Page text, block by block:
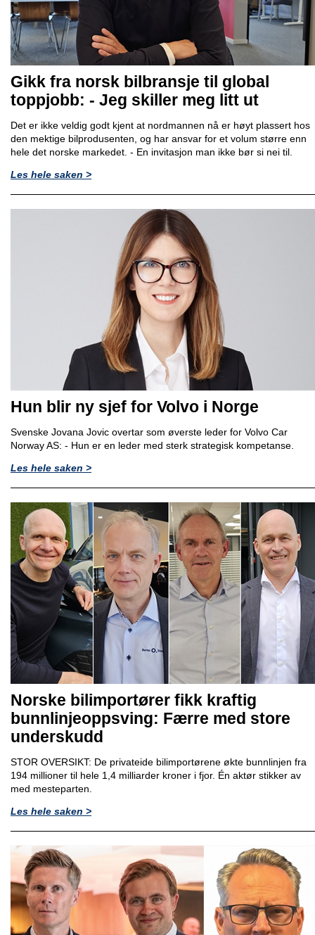
Gikk fra norsk bilbransje til global
toppjobb: - Jeg skiller meg litt ut
Det er ikke veldig godt kjent at nordmannen nå er høyt plassert hos
den mektige bilprodusenten, og har ansvar for et volum større enn
hele det norske markedet. - En invitasjon man ikke bør si nei til.
Les hele saken >
Hun blir ny sjef for Volvo i Norge
Svenske Jovana Jovic overtar som øverste leder for Volvo Car
Norway AS: - Hun er en leder med sterk strategisk kompetanse.
Les hele saken >
Norske bilimportører fikk kraftig
bunnlinjeoppsving: Færre med store
underskudd
STOR OVERSIKT: De privateide bilimportørene økte bunnlinjen fra
194 millioner til hele 1,4 milliarder kroner i fjor. Én aktør stikker av
med mesteparten.
Les hele saken >